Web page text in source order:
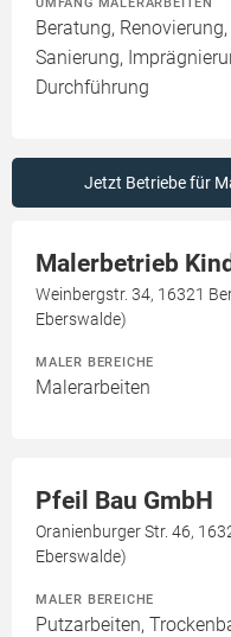
Beratung,
Sanierung,
Durchführung
Jetzt Betriebe für
Malerbetrieb
Weinbergstr. 34, 16321
Eberswalde)
MALER BEREICHE
Malerarbeiten
Pfeil Bau GmbH
Oranienburger Str. 46,
Eberswalde)
MALER BEREICHE
Putzarbeiten,